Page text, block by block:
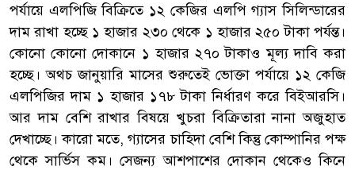
পর্যায়ে এলপিজি বিক্রিতে ১২ কেজির এলপি গ্যাস সিলিন্ডারের
দাম রাখা হচ্ছে ১ হাজার ২৩০ থেকে ১ হাজার ২৫০ টাকা পর্যন্ত।
কোনো কোনো দোকানে ১ হাজার ২৭০ টাকাও মূল্য দাবি করা
হচ্ছে। অথচ জানুয়ারি মাসের শুরুতেই ভোক্তা পর্যায়ে ১২ কেজি
এলপিজির দাম ১ হাজার ১৭৮ টাকা নির্ধারণ করে বিইআরসি।
আর দাম বেশি রাখার বিষয়ে খুচরা বিক্রিতারা নানা অজুহাত
দেখাচ্ছে। কারো মতে, গ্যাসের চাহিদা বেশি কিন্তু কোম্পানির পক্ষ
থেকে সার্ভিস কম। সেজন্য আশপাশের দোকান থেকেও কিনে